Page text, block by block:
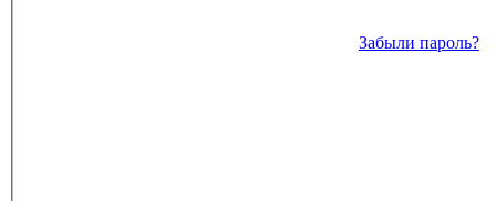
Забыли пароль?